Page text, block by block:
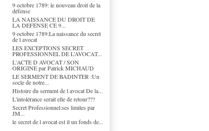
9 octobre 1789: le nouveau droit de la
défense
LA NAISSANCE DU DROIT DE
LA DEFENSE CE 9...
9 octobre 1789:La naissance du secret
de l avocat
LES EXCEPTIONS SECRET
PROFESSIONNEL DE L’AVOCAT...
L'ACTE D AVOCAT / SON
ORIGINE par Patrick MICHAUD
LE SERMENT DE BADINTER :Un
socle de notre...
Histoire du serment de l avocat De la...
L'intolérance serait elle de retour???
Secret Professionnel:ses limites par
JM...
le secret de l avocat est il un fonds de...